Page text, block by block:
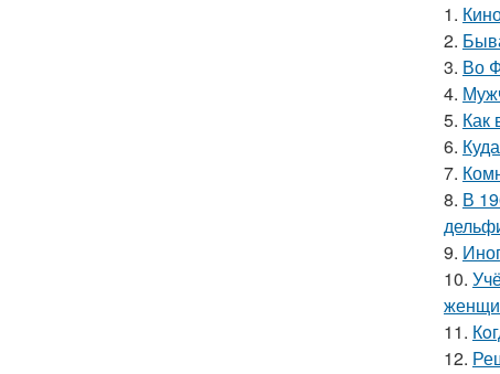
1.
2.
3. Во
4.
5. Как
6.
7.
8. В
9.
10.
11.
12.